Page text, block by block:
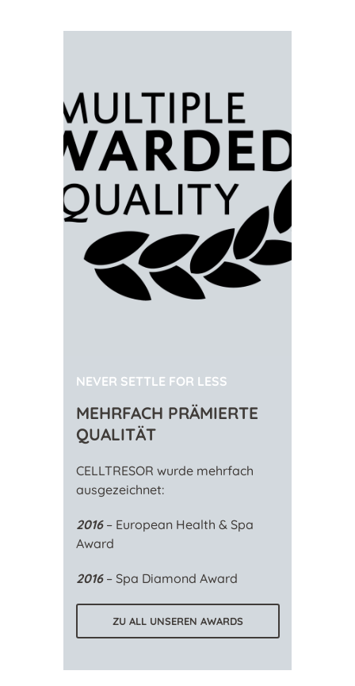
NEVER SETTLE FOR LESS
MEHRFACH PRÄMIERTE
QUALITÄT
CELLTRESOR wurde mehrfach
ausgezeichnet:
2016 – European Health & Spa
Award
2016 – Spa Diamond Award
ZU ALL UNSEREN AWARDS